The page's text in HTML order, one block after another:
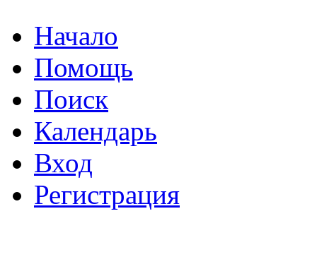
Начало
Помощь
Поиск
Календарь
Вход
Регистрация